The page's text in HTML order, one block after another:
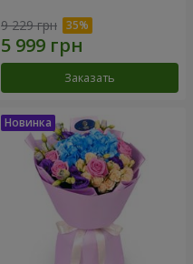
9 229 грн
Заказать